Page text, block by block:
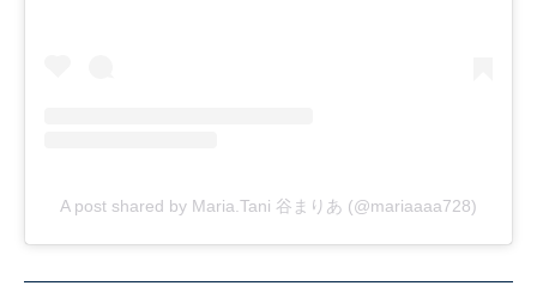
A post shared by Maria.Tani 谷まりあ (@mariaaaa728)